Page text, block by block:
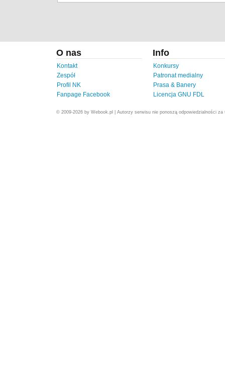
O nas
Kontakt
Zespół
Profil NK
Fanpage Facebook
Info
Konkursy
Patronat medialny
Prasa & Banery
Licencja GNU FDL
© 2009-2026 by Webook.pl | Autorzy serwisu nie ponoszą odpowiedzialności